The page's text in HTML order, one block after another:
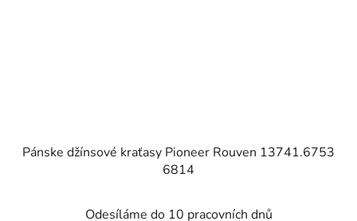
Pánske džínsové kraťasy Pioneer Rouven 13741.6753
6814
Odesíláme do 10 pracovních dnů